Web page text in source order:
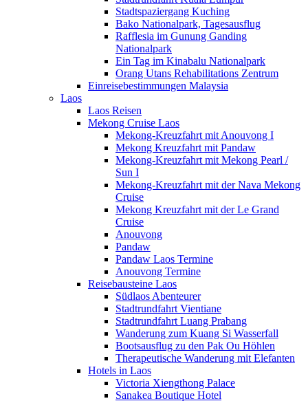
Stadtspaziergang Kuching
Bako Nationalpark, Tagesausflug
Rafflesia im Gunung Ganding
Nationalpark
Ein Tag im Kinabalu Nationalpark
Orang Utans Rehabilitations Zentrum
Einreisebestimmungen Malaysia
Laos
Laos Reisen
Mekong Cruise Laos
Mekong-Kreuzfahrt mit Anouvong I
Mekong Kreuzfahrt mit Pandaw
Mekong-Kreuzfahrt mit Mekong Pearl /
Sun I
Mekong-Kreuzfahrt mit der Nava Mekong
Cruise
Mekong Kreuzfahrt mit der Le Grand
Cruise
Anouvong
Pandaw
Pandaw Laos Termine
Anouvong Termine
Reisebausteine Laos
Südlaos Abenteurer
Stadtrundfahrt Vientiane
Stadtrundfahrt Luang Prabang
Wanderung zum Kuang Si Wasserfall
Bootsausflug zu den Pak Ou Höhlen
Therapeutische Wanderung mit Elefanten
Hotels in Laos
Victoria Xiengthong Palace
Sanakea Boutique Hotel